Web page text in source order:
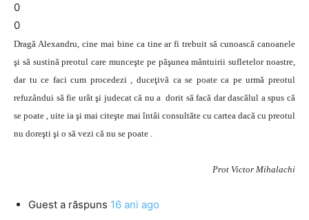
0
0
Dragă Alexandru, cine mai bine ca tine ar fi trebuit să cunoască canoanele
şi să sustină preotul care munceşte pe păşunea mântuirii sufletelor noastre,
dar tu ce faci cum procedezi , duceţivă ca se poate ca pe urmă preotul
refuzândui să fie urât şi judecat că nu a dorit să facă dar dascălul a spus că
se poate , uite ia şi mai citeşte mai întâi consultăte cu cartea dacă cu preotul
nu doreşti şi o să vezi că nu se poate .
Prot Victor Mihalachi
Guest a răspuns 16 ani ago